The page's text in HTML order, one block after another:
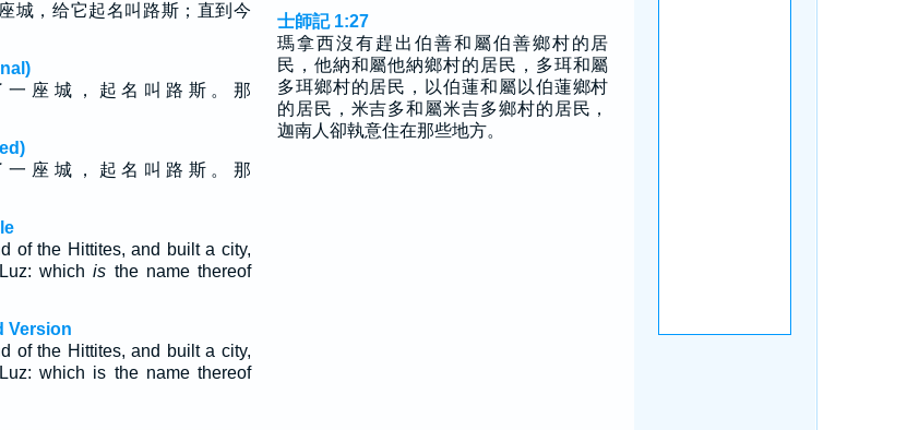
城，给它起名叫路斯；直到今
一 座 城 ， 起 名 叫 路 斯 。 那
一 座 城 ， 起 名 叫 路 斯 。 那
of the Hittites, and built a city,
whichis the name thereof
Version
of the Hittites, and built a city,
which is the name thereof
士師記 1:27
瑪拿西沒有趕出伯善和屬伯善鄉村的居
民，他納和屬他納鄉村的居民，多珥和屬
多珥鄉村的居民，以伯蓮和屬以伯蓮鄉村
的居民，米吉多和屬米吉多鄉村的居民，
迦南人卻執意住在那些地方。